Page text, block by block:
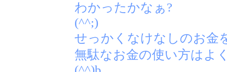
わかったかなぁ?
(^^;)
せっかくなけなしのお金
無駄なお金の使い方はよ